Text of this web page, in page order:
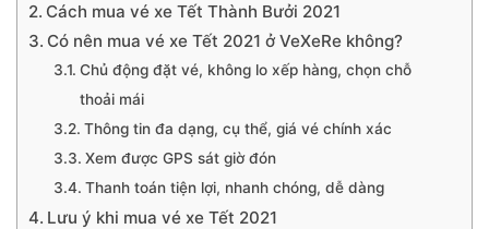
Cách mua vé xe Tết Thành Bưởi 2021
Có nên mua vé xe Tết 2021 ở VeXeRe không?
Chủ động đặt vé, không lo xếp hàng, chọn chỗ
thoải mái
Thông tin đa dạng, cụ thể, giá vé chính xác
Xem được GPS sát giờ đón
Thanh toán tiện lợi, nhanh chóng, dễ dàng
Lưu ý khi mua vé xe Tết 2021